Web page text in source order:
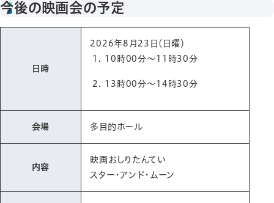
今後の映画会の予定
日時
2026年8月23日（日曜）
10時00分～11時30分
13時00分～14時30分
会場 多目的ホール
内容
映画おしりたんてい
スター・アンド・ムーン